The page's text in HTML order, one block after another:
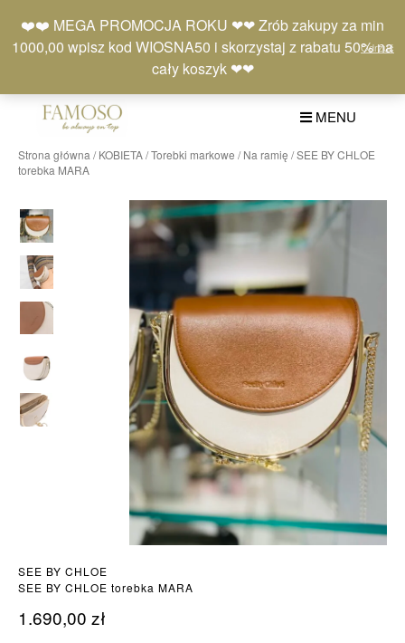
❤️❤️ MEGA PROMOCJA ROKU ❤❤ Zrób zakupy za min
1000,00 wpisz kod WIOSNA50 i skorzystaj z rabatu 50% na
cały koszyk ❤❤
Odrzuć
content
Moje
konto
Lista
życzeń
Koszyk
(0)
MENU
Strona główna /KOBIETA/Torebki markowe /Na ramię / SEE BY CHLOE
torebka MARA
SEE BY CHLOE
SEE BY CHLOE torebka MARA
1.690,00 zł